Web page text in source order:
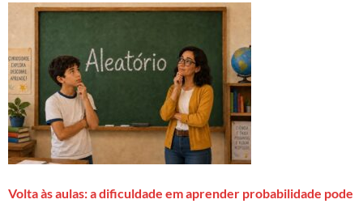
Volta às aulas: a dificuldade em aprender probabilidade pode